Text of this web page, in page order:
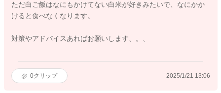
ただ白ご飯はなにもかけてない白米が好きみたいで、なにかか
けると食べなくなります。
対策やアドバイスあればお願いします、。、
0クリップ 2025/1/21 13:06